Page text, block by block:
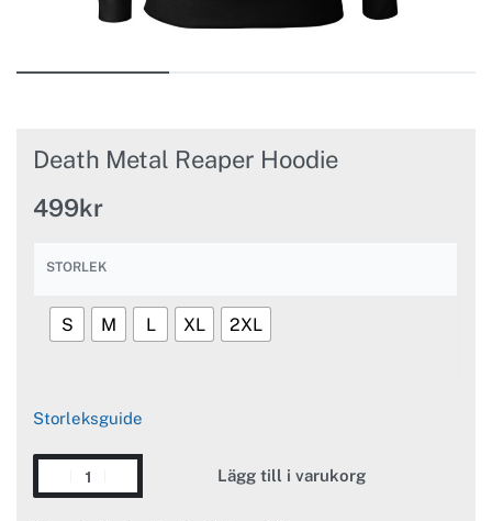
Death Metal Reaper Hoodie
499kr
STORLEK
S M L XL 2XL
Storleksguide
Lägg till i varukorg